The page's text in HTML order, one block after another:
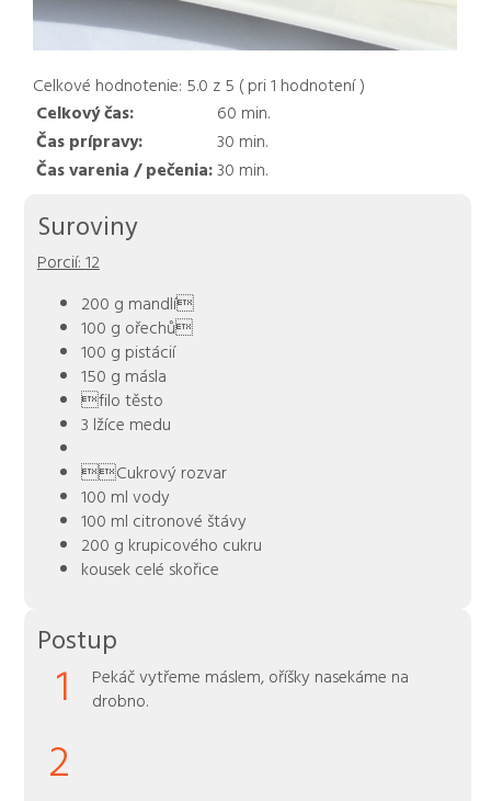
Celkové hodnotenie: 5.0 z 5 ( pri1 hodnotení )
Celkový čas:
60 min.
Čas prípravy:
30 min.
Čas varenia / pečenia:30 min.
Suroviny
Porcií: 12
200 g mandlí
100 g ořechů
100 g pistácií
150 g másla
filo těsto
3 lžíce medu
Cukrový rozvar
100 ml vody
100 ml citronové štávy
200 g krupicového cukru
kousek celé skořice
Postup
1
Pekáč vytřeme máslem, oříšky nasekáme na
drobno.
2